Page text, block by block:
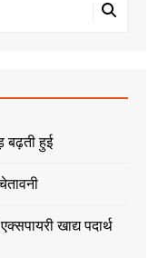
बढ़ती हुई
खाद्य पदार्थ